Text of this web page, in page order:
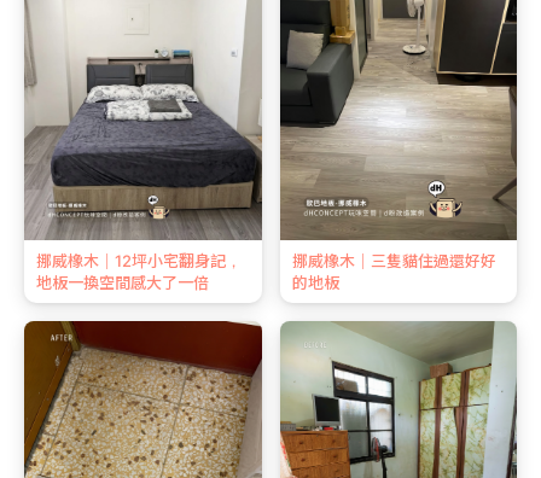
挪威橡木｜12坪小宅翻身記，
地板一換空間感大了一倍
挪威橡木｜三隻貓住過還好好
的地板